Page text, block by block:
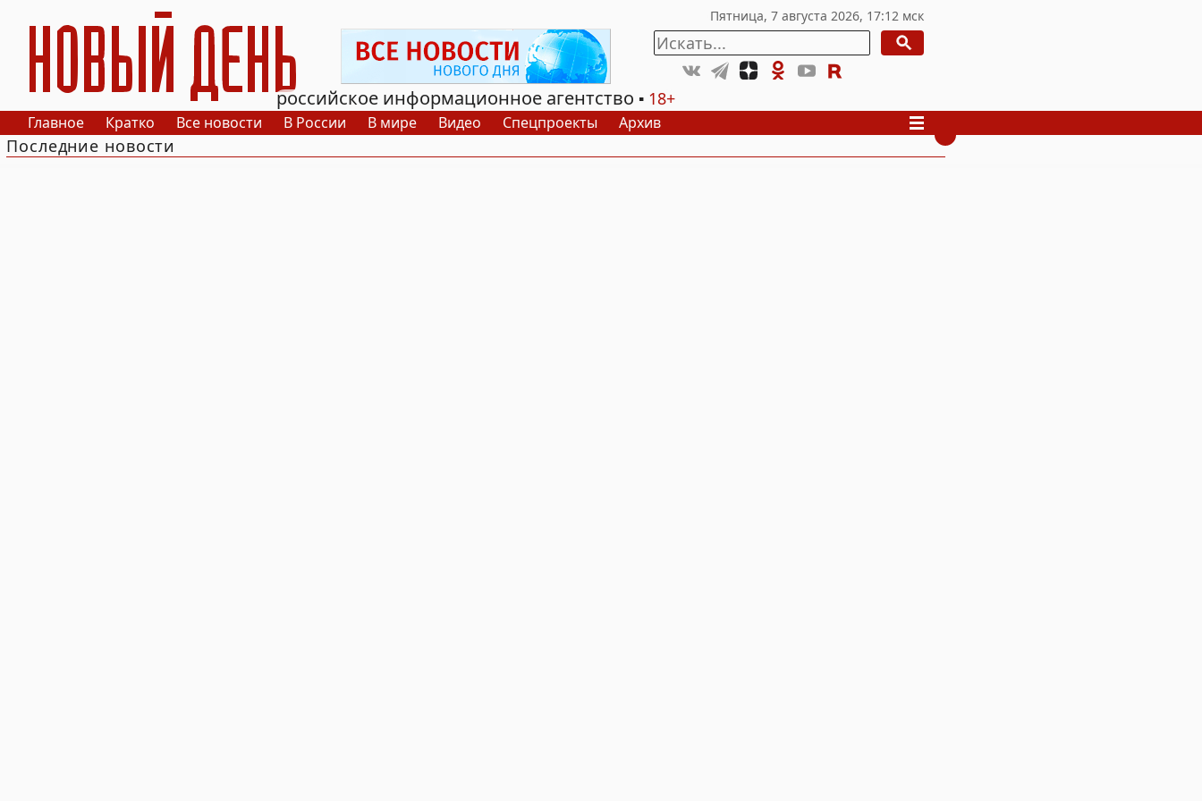
РИА Новый День
российское информационное агентство
18+
Главное Кратко Все новости В России В мире Видео Спецпроекты Архив
Последние новости